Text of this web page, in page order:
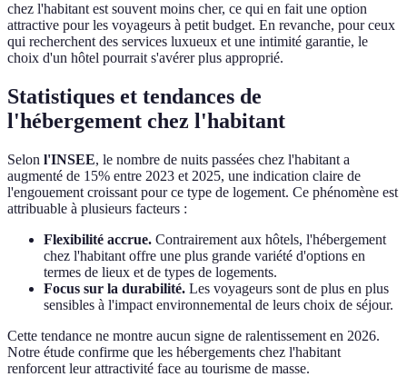
chez l'habitant est souvent moins cher, ce qui en fait une option
attractive pour les voyageurs à petit budget. En revanche, pour ceux
qui recherchent des services luxueux et une intimité garantie, le
choix d'un hôtel pourrait s'avérer plus approprié.
Statistiques et tendances de
l'hébergement chez l'habitant
Selon l'INSEE, le nombre de nuits passées chez l'habitant a
augmenté de 15% entre 2023 et 2025, une indication claire de
l'engouement croissant pour ce type de logement. Ce phénomène est
attribuable à plusieurs facteurs :
Flexibilité accrue. Contrairement aux hôtels, l'hébergement
chez l'habitant offre une plus grande variété d'options en
termes de lieux et de types de logements.
Focus sur la durabilité. Les voyageurs sont de plus en plus
sensibles à l'impact environnemental de leurs choix de séjour.
Cette tendance ne montre aucun signe de ralentissement en 2026.
Notre étude confirme que les hébergements chez l'habitant
renforcent leur attractivité face au tourisme de masse.